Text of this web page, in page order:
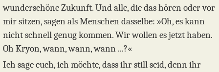
wunderschöne Zukunft. Und alle, die das hören oder vor
mir sitzen, sagen als Menschen dasselbe: »Oh, es kann
nicht schnell genug kommen. Wir wollen es jetzt haben.
Oh Kryon, wann, wann, wann ...?«
Ich sage euch, ich möchte, dass ihr still seid, denn ihr